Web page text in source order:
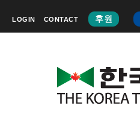
LOGIN CONTACT 후원